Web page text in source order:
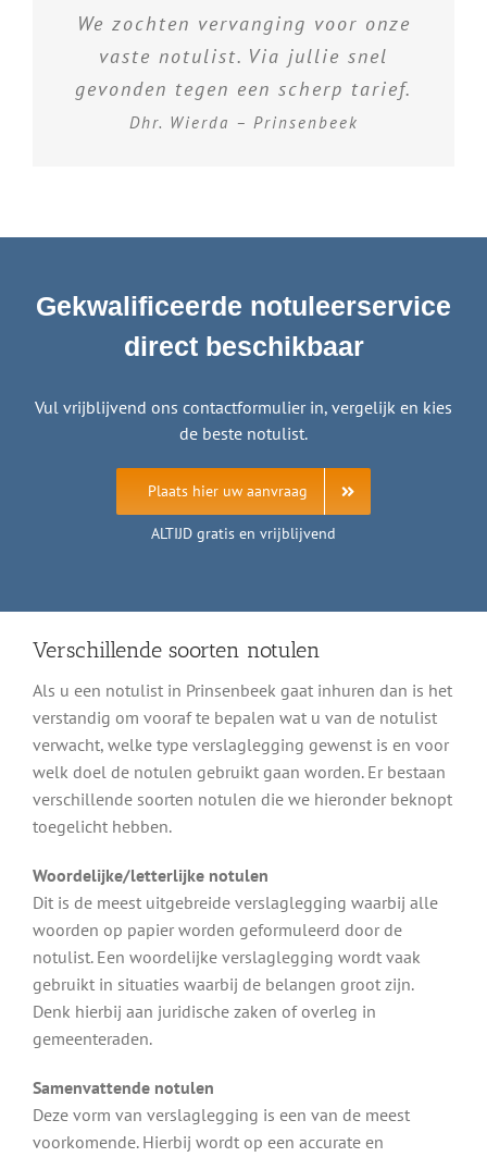
We zochten vervanging voor onze
vaste notulist. Via jullie snel
gevonden tegen een scherp tarief.
Dhr. Wierda – Prinsenbeek
Gekwalificeerde notuleerservice
direct beschikbaar
Vul vrijblijvend ons contactformulier in, vergelijk en kies
de beste notulist.
Plaats hier uw aanvraag
ALTIJD gratis en vrijblijvend
Verschillende soorten notulen
Als u een notulist in Prinsenbeek gaat inhuren dan is het
verstandig om vooraf te bepalen wat u van de notulist
verwacht, welke type verslaglegging gewenst is en voor
welk doel de notulen gebruikt gaan worden. Er bestaan
verschillende soorten notulen die we hieronder beknopt
toegelicht hebben.
Woordelijke/letterlijke notulen
Dit is de meest uitgebreide verslaglegging waarbij alle
woorden op papier worden geformuleerd door de
notulist. Een woordelijke verslaglegging wordt vaak
gebruikt in situaties waarbij de belangen groot zijn.
Denk hierbij aan juridische zaken of overleg in
gemeenteraden.
Samenvattende notulen
Deze vorm van verslaglegging is een van de meest
voorkomende. Hierbij wordt op een accurate en